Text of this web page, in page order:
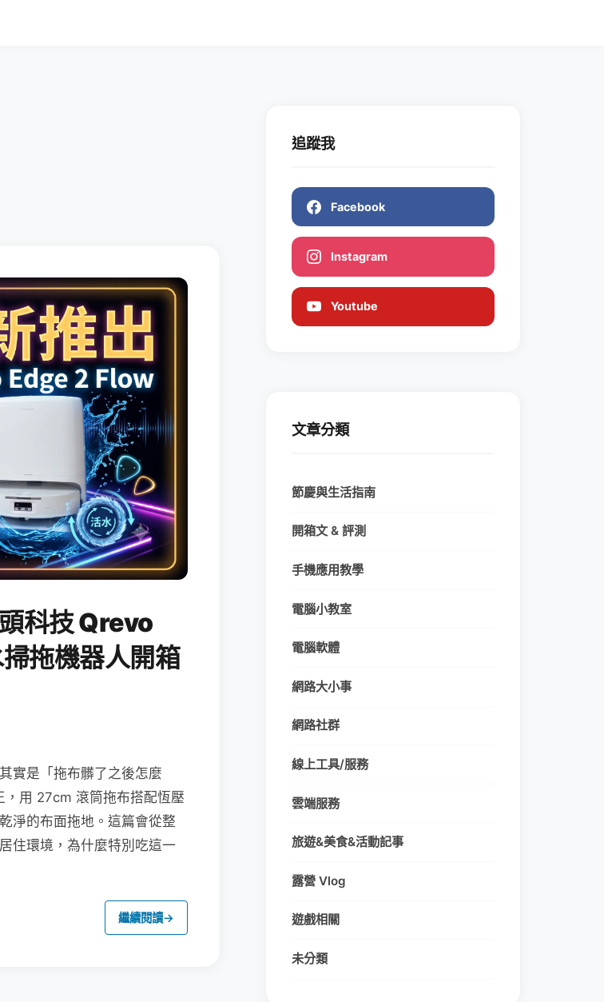
科技 Qrevo
拖機器人開箱
實是「拖布髒了之後怎麼
用 27cm 滾筒拖布搭配恆壓
淨的布面拖地。這篇會從整
住環境，為什麼特別吃這一
繼續閱讀→
追蹤我
Facebook
Instagram
Youtube
文章分類
節慶與生活指南
開箱文 & 評測
手機應用教學
電腦小教室
電腦軟體
網路大小事
網路社群
線上工具/服務
雲端服務
旅遊&美食&活動記事
露營 Vlog
遊戲相關
未分類